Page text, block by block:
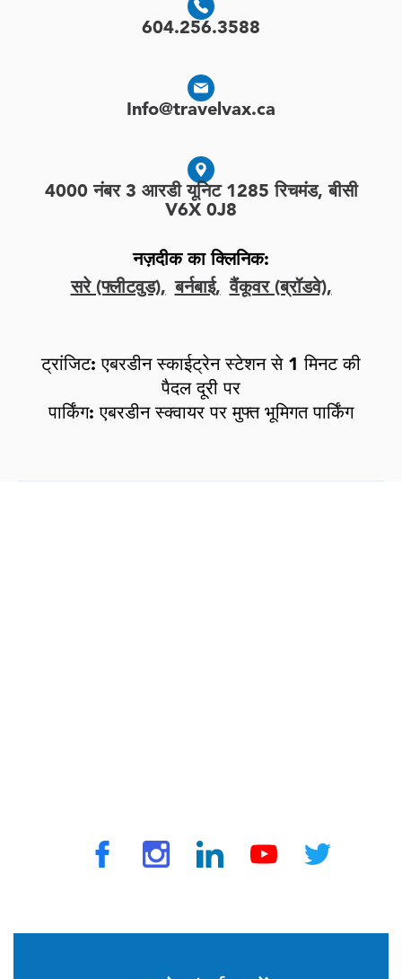
604.256.3588
Info@travelvax.ca
4000 नंबर 3 आरडी यूनिट 1285 रिचमंड, बीसी
V6X 0J8
नज़दीक का क्लिनिक:
सरे (फ्लीटवुड), बर्नबाई, वैंकूवर (ब्रॉडवे),
ट्रांजिट: एबरडीन स्काईट्रेन स्टेशन से 1 मिनट की
पैदल दूरी पर
पार्किंग: एबरडीन स्क्वायर पर मुफ्त भूमिगत पार्किंग